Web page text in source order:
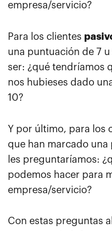
empresa/servicio?
Para los clientes
una puntuación de 7
ser: ¿qué tendríamos
nos hubieses dado
10?
Y por último, para los
que han marcado una
les preguntaríamos:
podemos hacer para
empresa/servicio?
Con estas preguntas